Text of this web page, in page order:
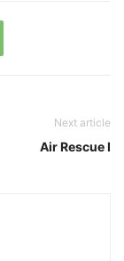
Next article
Air Rescue I